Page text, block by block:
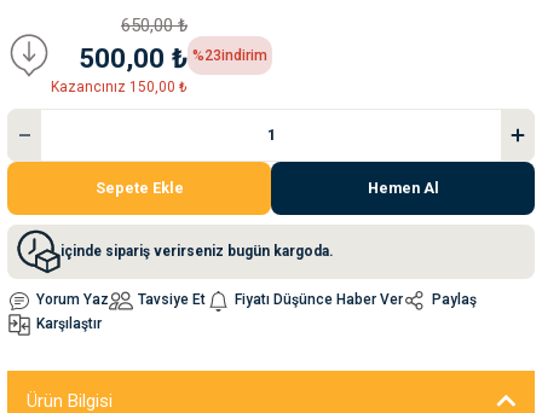
650,00 ₺
500,00 ₺
Kazancınız 150,00 ₺
%23indirim
Sepete Ekle Hemen Al
içinde sipariş verirseniz bugün kargoda.
Yorum Yaz Tavsiye Et Fiyatı Düşünce Haber Ver
Paylaş
Karşılaştır
Ürün Bilgisi